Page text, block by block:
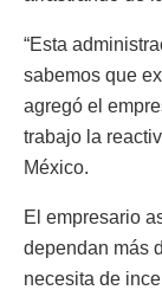
“Esta
sabemos que
agregó el
trabajo la
México.
El empresario
dependan más
necesita de